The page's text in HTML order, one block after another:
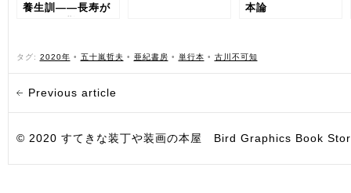
養生訓——長寿が
本論
タグ: 2020年 • 五十嵐哲夫 • 亜紀書房 • 単行本 • 古川不可知
Previous article
© 2020 すてきな装丁や装画の本屋 Bird Graphics Book